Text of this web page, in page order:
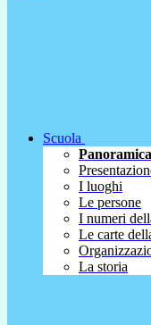
Scuola
Panoramica
I luoghi
Le persone
I numeri
Le carte
La storia